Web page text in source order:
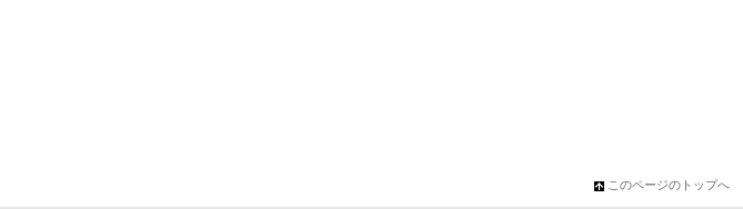
このページのトップへ